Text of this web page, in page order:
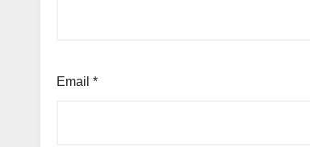
Email *